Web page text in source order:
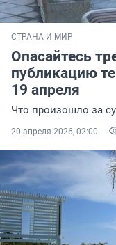
СТРАНА И МИР
Опасайтесь
публикацию
19 апреля
Что произошло за
20 апреля 2026, 02:00